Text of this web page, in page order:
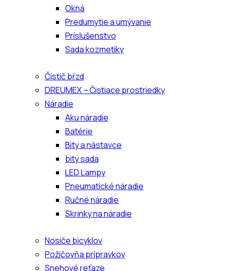
Okná
Predumytie a umývanie
Príslušenstvo
Sada kozmetiky
Čistič bŕzd
DREUMEX – Čistiace prostriedky
Náradie
Aku náradie
Batérie
Bity a nástavce
bity sada
LED Lampy
Pneumatické náradie
Ručné náradie
Skrinky na náradie
Nosiče bicyklov
Požičovňa prípravkov
Snehové reťaze